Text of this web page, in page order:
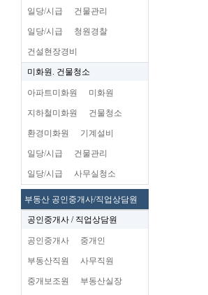
일당/시급 건물관리
일당/시급 청원경찰
건설현장경비
미화원. 건물청소
아파트미화원 미화원
지하철미화원 건물청소
환경미화원 기계설비
일당/시급 건물관리
일당/시급 사무실청소
부동산 공인중개사/직업상담원
공인중개사 / 직업상담원
공인중개사 중개인
부동산직원 사무직원
중개보조원 부동산실장